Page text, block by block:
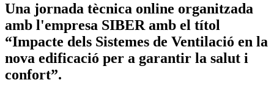
Una jornada tècnica online organitzada
amb l'empresa SIBER amb el títol
“Impacte dels Sistemes de Ventilació en la
nova edificació per a garantir la salut i
confort”.